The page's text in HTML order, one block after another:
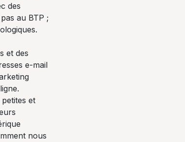
des
au BTP ;
et des
e-mail
et
nous